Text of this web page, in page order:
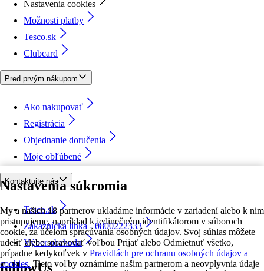
Nastavenia súkromia
My a našich 18 partnerov ukladáme informácie v zariadení alebo k nim
pristupujeme, napríklad k jedinečným identifikátorom v súboroch
cookie, za účelom spracúvania osobných údajov. Svoj súhlas môžete
udeliť alebo spravovať voľbou Prijať alebo Odmietnuť všetko,
prípadne kedykoľvek v Pravidlách pre ochranu osobných údajov a
cookies. Tieto voľby oznámime našim partnerom a neovplyvnia údaje
Nastavenia cookies
Možnosti platby
Tesco.sk
Clubcard
Pred prvým nákupom
Ako nakupovať
Registrácia
Objednanie doručenia
Moje obľúbené
Kontaktujte nás
Tesco.sk
Zákaznícka linka - 0800222333
Výber obchodu
followUs